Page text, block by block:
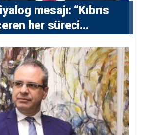
mesajı: “Kıbrıs
her süreci